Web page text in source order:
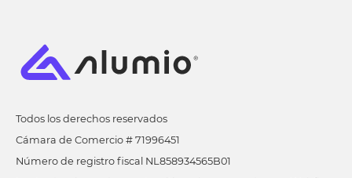
Todos los derechos reservados
Cámara de Comercio # 71996451
Número de registro fiscal NL858934565B01